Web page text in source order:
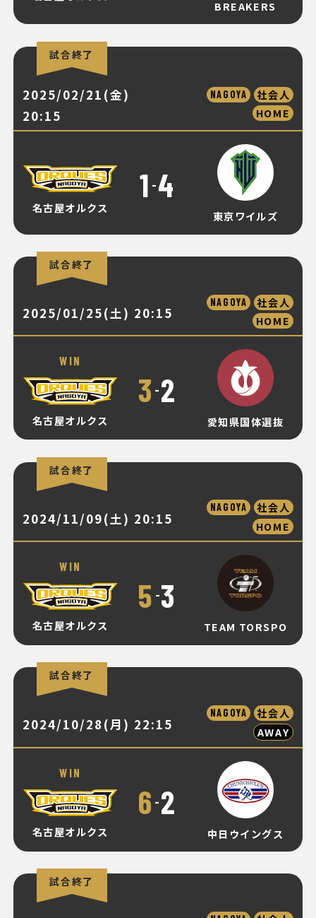
BREAKERS
試合終了
2025/02/21(金)
20:15
NAGOYA
社会人
HOME
名古屋オルクス
1 - 4
東京ワイルズ
試合終了
2025/01/25(土) 20:15
NAGOYA
社会人
HOME
WIN
名古屋オルクス
3 - 2
愛知県国体選抜
試合終了
2024/11/09(土) 20:15
NAGOYA
社会人
HOME
WIN
名古屋オルクス
5 -3
TEAM TORSPO
試合終了
2024/10/28(月) 22:15
NAGOYA
社会人
AWAY
WIN
名古屋オルクス
6 - 2
中日ウイングス
試合終了